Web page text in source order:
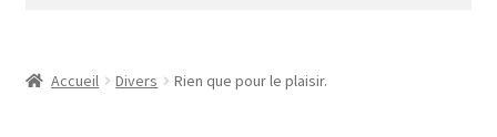
A propos
Accueil Divers Rien que pour le plaisir.